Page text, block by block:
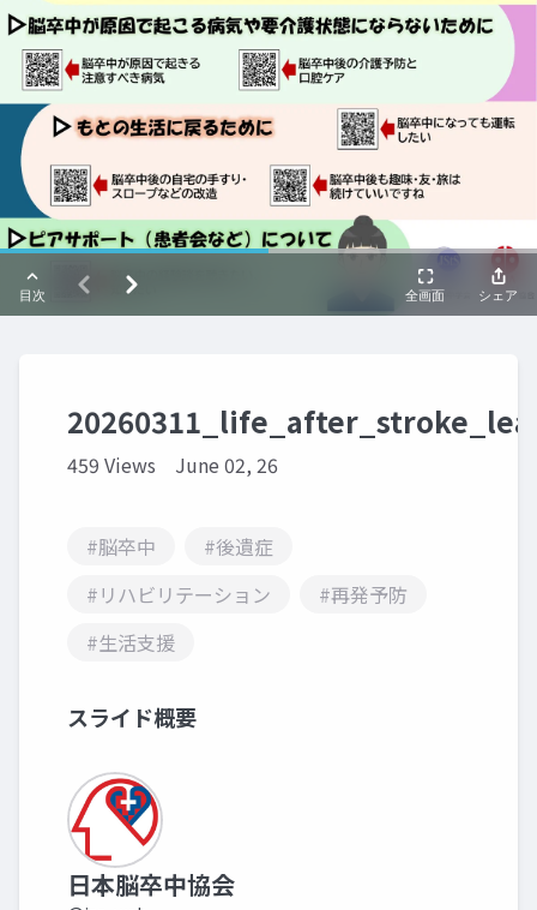
459 Views June 02, 26
#脳卒中
#後遺症
#リハビリテーション
#再発予防
#生活支援
スライド概要
日本脳卒中協会